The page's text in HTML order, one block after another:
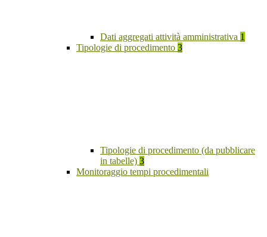
Dati aggregati attività amministrativa 1
Tipologie di procedimento 3
Tipologie di procedimento (da pubblicare
in tabelle) 3
Monitoraggio tempi procedimentali